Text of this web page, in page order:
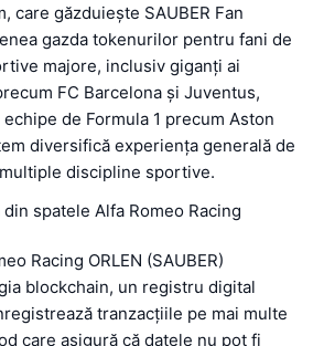
care găzduiește SAUBER Fan
gazda tokenurilor pentru fani de
majore, inclusiv giganți ai
FC Barcelona și Juventus,
de Formula 1 precum Aston
diversifică experiența generală de
discipline sportive.
spatele Alfa Romeo Racing
Racing ORLEN (SAUBER)
blockchain, un registru digital
tranzacțiile pe mai multe
care asigură că datele nu pot fi